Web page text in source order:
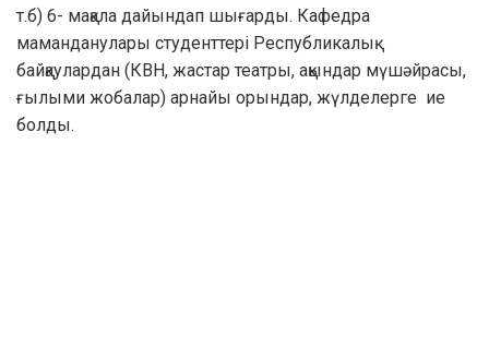
т.б) 6- мақала дайындап шығарды. Кафедра
маманданулары студенттері Республикалық
байқаулардан (КВН, жастар театры, ақындар мүшәйрасы,
ғылыми жобалар) арнайы орындар, жүлделерге ие
болды.